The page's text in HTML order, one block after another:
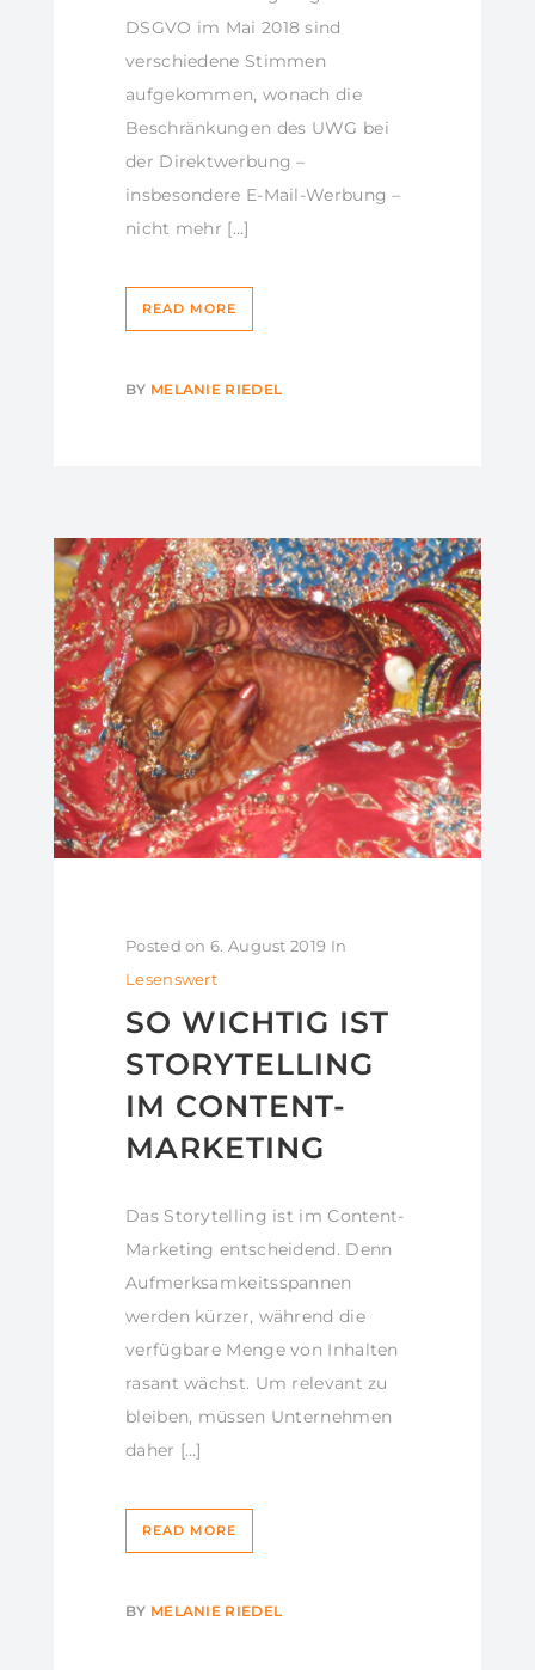
DSGVO im Mai 2018 sind
verschiedene Stimmen
aufgekommen, wonach die
Beschränkungen des UWG bei
der Direktwerbung –
insbesondere E-Mail-Werbung –
nicht mehr […]
READ MORE
BY MELANIE RIEDEL
Posted on 6. August 2019 In
Lesenswert
SO WICHTIG IST
STORYTELLING
IM CONTENT-
MARKETING
Das Storytelling ist im Content-
Marketing entscheidend. Denn
Aufmerksamkeitsspannen
werden kürzer, während die
verfügbare Menge von Inhalten
rasant wächst. Um relevant zu
bleiben, müssen Unternehmen
daher […]
READ MORE
BY MELANIE RIEDEL